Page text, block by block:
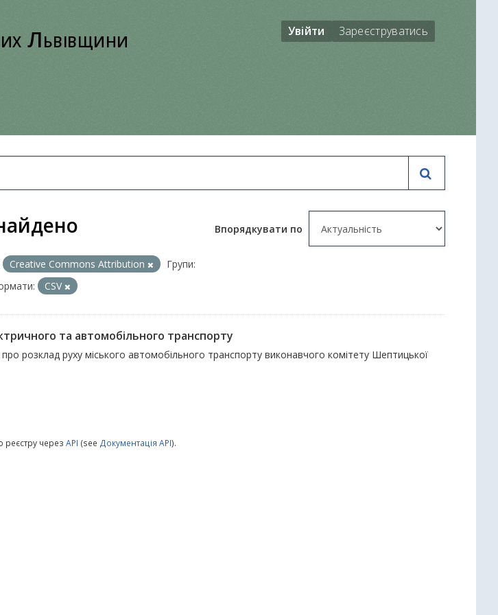
Львівщини Увійти Зареєструватись
Впорядкувати по
Creative Commons Attribution
Групи:
CSV
та автомобільного транспорту
розклад руху міського автомобільного транспорту виконавчого комітету Шептицької
через API (see Документація API).